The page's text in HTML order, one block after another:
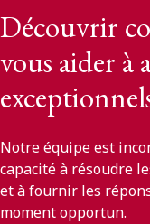
Découvrir
vous aider à
Notre équipe est
capacité à résoudre
et à fournir les
moment opportun.